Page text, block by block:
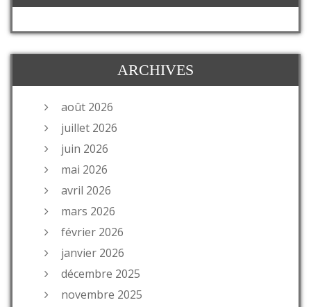
ARCHIVES
août 2026
juillet 2026
juin 2026
mai 2026
avril 2026
mars 2026
février 2026
janvier 2026
décembre 2025
novembre 2025